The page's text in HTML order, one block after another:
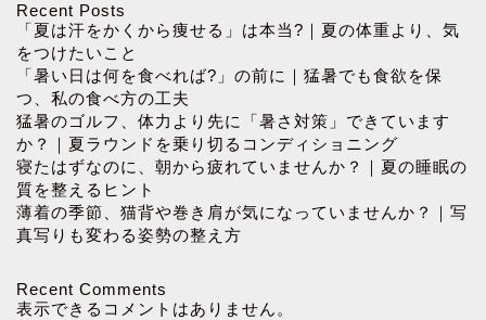
Recent Posts
「夏は汗をかくから痩せる」は本当?｜夏の体重より、気
をつけたいこと
「暑い日は何を食べれば?」の前に｜猛暑でも食欲を保
つ、私の食べ方の工夫
猛暑のゴルフ、体力より先に「暑さ対策」できています
か？｜夏ラウンドを乗り切るコンディショニング
寝たはずなのに、朝から疲れていませんか？｜夏の睡眠の
質を整えるヒント
薄着の季節、猫背や巻き肩が気になっていませんか？｜写
真写りも変わる姿勢の整え方
Recent Comments
表示できるコメントはありません。